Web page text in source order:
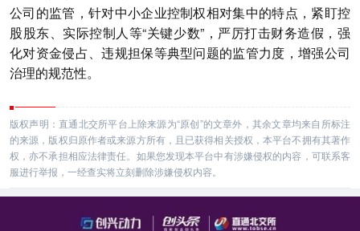
公司的监管，针对中小企业控制权相对集中的特点，紧盯控
股股东、实际控制人等“关键少数”，严厉打击财务造假，强
化对资金侵占、违规担保等典型问题的监管力度，增强公司
治理的规范性。
版权声明：直通北交所平台上除来源为“原创”的文章外，其余文章均来自所标注
的来源，版权归原作者或来源方所有，且已获得相关授权，本平台不拥有其著作
权，亦不承担相应法律责任。如果您发现本平台中有涉嫌侵权的内容，可联系客
服进行举报，一经查实将立刻删除涉嫌侵权内容。